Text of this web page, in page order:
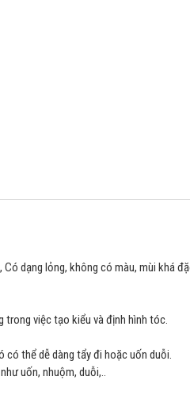
dạng lỏng, không có màu, mùi khá
trong việc tạo kiểu và định hình tóc.
có thể dễ dàng tẩy đi hoặc uốn duỗi.
uốn, nhuộm, duỗi,..